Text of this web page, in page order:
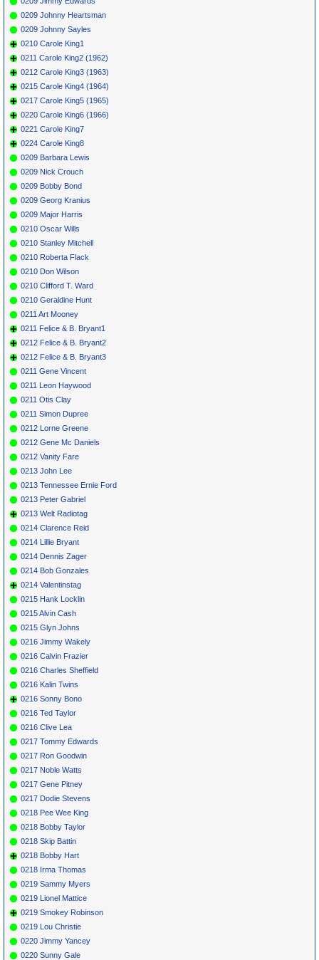
0209 Johnny Heartsman
0209 Johnny Sayles
0210 Carole King1
0211 Carole King2 (1962)
0212 Carole King3 (1963)
0215 Carole King4 (1964)
0217 Carole King5 (1965)
0220 Carole King6 (1966)
0221 Carole King7
0224 Carole King8
0209 Barbara Lewis
0209 Nick Crouch
0209 Bobby Bond
0209 Georg Kranius
0209 Major Harris
0210 Oscar Wills
0210 Stanley Mitchell
0210 Roberta Flack
0210 Don Wilson
0210 Clifford T. Ward
0210 Geraldine Hunt
0211 Art Mooney
0211 Felice & B. Bryant1
0212 Felice & B. Bryant2
0212 Felice & B. Bryant3
0211 Gene Vincent
0211 Leon Haywood
0211 Otis Clay
0211 Simon Dupree
0212 Lorne Greene
0212 Gene Mc Daniels
0212 Vanity Fare
0213 John Lee
0213 Tennessee Ernie Ford
0213 Peter Gabriel
0213 Welt Radiotag
0214 Clarence Reid
0214 Lillie Bryant
0214 Dennis Zager
0214 Bob Gonzales
0214 Valentinstag
0215 Hank Locklin
0215 Alvin Cash
0215 Glyn Johns
0216 Jimmy Wakely
0216 Calvin Frazier
0216 Charles Sheffield
0216 Kalin Twins
0216 Sonny Bono
0216 Ted Taylor
0216 Clive Lea
0217 Tommy Edwards
0217 Ron Goodwin
0217 Noble Watts
0217 Gene Pitney
0217 Dodie Stevens
0218 Pee Wee King
0218 Bobby Taylor
0218 Skip Battin
0218 Bobby Hart
0218 Irma Thomas
0219 Sammy Myers
0219 Lionel Mattice
0219 Smokey Robinson
0219 Lou Christie
0220 Jimmy Yancey
0220 Sunny Gale